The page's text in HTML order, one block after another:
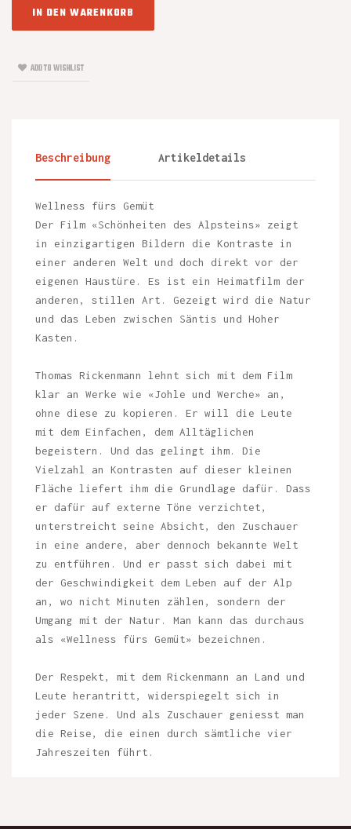
IN DEN WARENKORB
ADD TO WISHLIST
Beschreibung Artikeldetails
Wellness fürs Gemüt
Der Film «Schönheiten des Alpsteins» zeigt
in einzigartigen Bildern die Kontraste in
einer anderen Welt und doch direkt vor der
eigenen Haustüre. Es ist ein Heimatfilm der
anderen, stillen Art. Gezeigt wird die Natur
und das Leben zwischen Säntis und Hoher
Kasten.
Thomas Rickenmann lehnt sich mit dem Film
klar an Werke wie «Johle und Werche» an,
ohne diese zu kopieren. Er will die Leute
mit dem Einfachen, dem Alltäglichen
begeistern. Und das gelingt ihm. Die
Vielzahl an Kontrasten auf dieser kleinen
Fläche liefert ihm die Grundlage dafür. Dass
er dafür auf externe Töne verzichtet,
unterstreicht seine Absicht, den Zuschauer
in eine andere, aber dennoch bekannte Welt
zu entführen. Und er passt sich dabei mit
der Geschwindigkeit dem Leben auf der Alp
an, wo nicht Minuten zählen, sondern der
Umgang mit der Natur. Man kann das durchaus
als «Wellness fürs Gemüt» bezeichnen.
Der Respekt, mit dem Rickenmann an Land und
Leute herantritt, widerspiegelt sich in
jeder Szene. Und als Zuschauer geniesst man
die Reise, die einen durch sämtliche vier
Jahreszeiten führt.